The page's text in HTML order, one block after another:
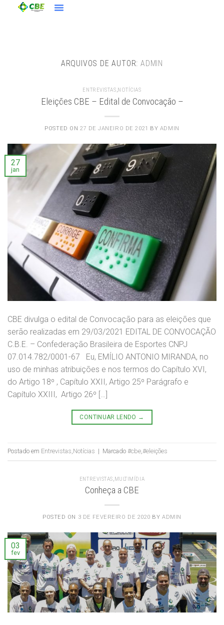
ARQUIVOS DE AUTOR:ADMIN
ENTREVISTAS,NOTÍCIAS
Eleições CBE – Edital de Convocação –
POSTED ON 27 DE JANEIRO DE 2021 BY ADMIN
27
jan
CBE divulga o edital de Convocação para as eleições que
serão realizadas em 29/03/2021 EDITAL DE CONVOCAÇÃO
C.B.E. – Confederação Brasileira de Esportes CNPJ
07.014.782/0001-67 Eu, EMÍLIO ANTONIO MIRANDA, no
uso de minhas atribuições e nos termos do Capítulo XVI,
do Artigo 18º , Capítulo XXII, Artigo 25º Parágrafo e
Capítulo XXIII, Artigo 26º […]
CONTINUAR LENDO →
Postado em Entrevistas,Notícias | Marcado #cbe,#eleições
ENTREVISTAS,MULTIMÍDIA
Conheça a CBE
POSTED ON 3 DE FEVEREIRO DE 2020 BYADMIN
03
fev